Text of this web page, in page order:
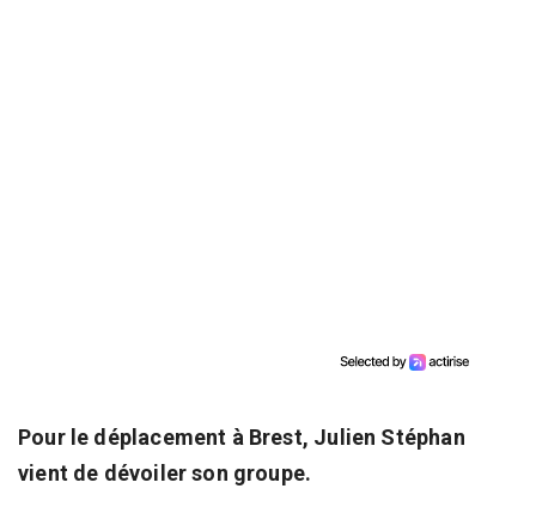
Pour le déplacement à Brest, Julien Stéphan
vient de dévoiler son groupe.